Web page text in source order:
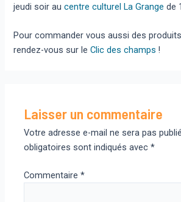
jeudi soir aucentre culturel La Grange de
Pour commander vous aussi des
rendez-vous sur leClic des champs !
Laisser un commentaire
Votre adresse e-mail ne sera pas
obligatoires sont indiqués avec*
Commentaire*